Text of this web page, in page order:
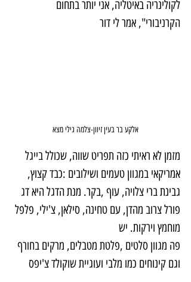
לקולינריה באיטליה, אני יותר בתחום
הקרניבורי", אמר לי דור
אלקע בר בעין זיוון-צלמה גילי מצא
מזמן לא ראיתי כזה תפריט שווה, שכולל בייגל
אמריקאי במגוון טעמים ושילובים :כבד קצוץ,
גבינת ברי צלויה, עוף ,בקר. מנת הדגל היא דג
פורל צרוב מהדן, עם טחינה, סילאן, צ'ילי, פלפל
מוחמץ וירקות. יש
פה מגוון סלטים ,פלטת מטבלים, מרקים בחורף
וגם קינוחים כמו מלבי ועוגיית שוקולד צ'יפס